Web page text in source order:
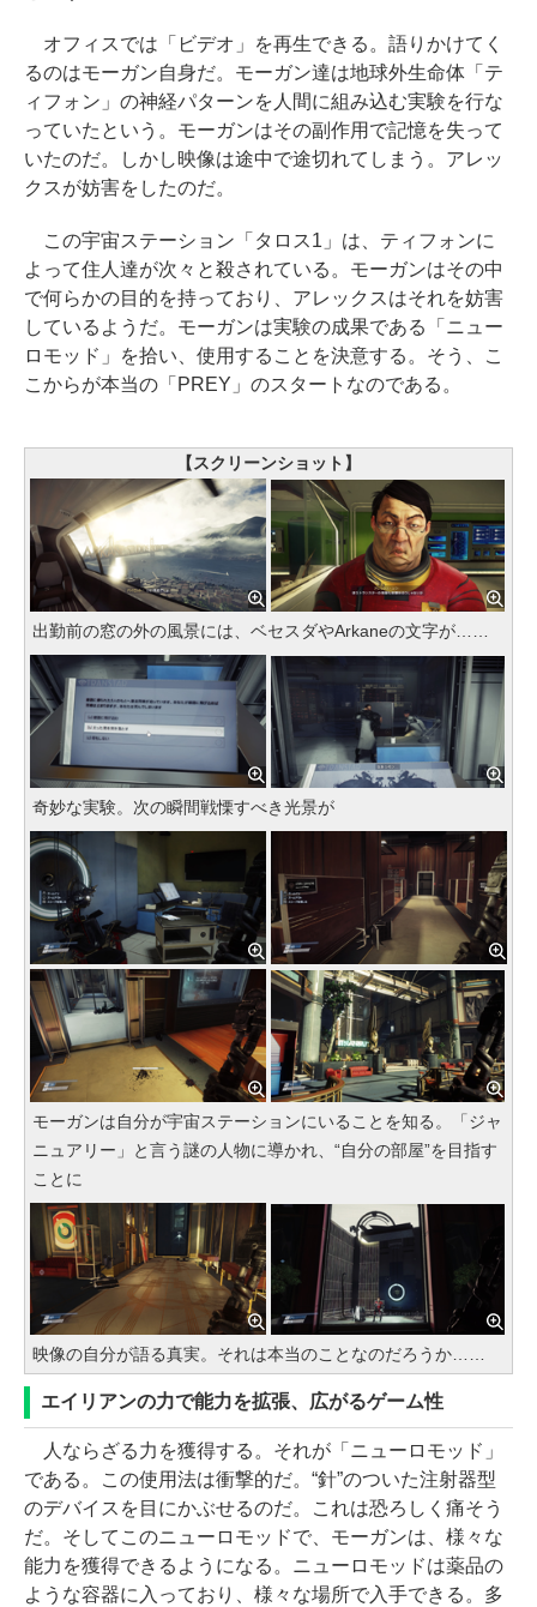
オフィスでは「ビデオ」を再生できる。語りかけてく
るのはモーガン自身だ。モーガン達は地球外生命体「テ
ィフォン」の神経パターンを人間に組み込む実験を行な
っていたという。モーガンはその副作用で記憶を失って
いたのだ。しかし映像は途中で途切れてしまう。アレッ
クスが妨害をしたのだ。
この宇宙ステーション「タロス1」は、ティフォンに
よって住人達が次々と殺されている。モーガンはその中
で何らかの目的を持っており、アレックスはそれを妨害
しているようだ。モーガンは実験の成果である「ニュー
ロモッド」を拾い、使用することを決意する。そう、こ
こからが本当の「PREY」のスタートなのである。
【スクリーンショット】
出勤前の窓の外の風景には、ベセスダやArkaneの文字が……
奇妙な実験。次の瞬間戦慄すべき光景が
モーガンは自分が宇宙ステーションにいることを知る。「ジャ
ニュアリー」と言う謎の人物に導かれ、“自分の部屋”を目指す
ことに
映像の自分が語る真実。それは本当のことなのだろうか……
エイリアンの力で能力を拡張、広がるゲーム性
人ならざる力を獲得する。それが「ニューロモッド」
である。この使用法は衝撃的だ。“針”のついた注射器型
のデバイスを目にかぶせるのだ。これは恐ろしく痛そう
だ。そしてこのニューロモッドで、モーガンは、様々な
能力を獲得できるようになる。ニューロモッドは薬品の
ような容器に入っており、様々な場所で入手できる。多